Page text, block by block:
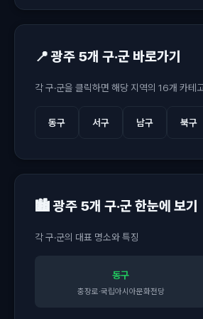
📍 광주 5개 구·군 바로가기
각 구·군을 클릭하면 해당 지역의 16개 카테
동구 서구 남구 북구
🏙️ 광주 5개 구·군 한눈에 보기
각 구·군의 대표 명소와 특징
동구
충장로·국립아시아문화전당